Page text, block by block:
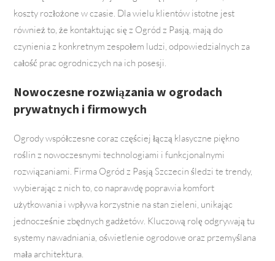
koszty rozłożone w czasie. Dla wielu klientów istotne jest
również to, że kontaktując się z Ogród z Pasją, mają do
czynienia z konkretnym zespołem ludzi, odpowiedzialnych za
całość prac ogrodniczych na ich posesji.
Nowoczesne rozwiązania w ogrodach
prywatnych i firmowych
Ogrody współczesne coraz częściej łączą klasyczne piękno
roślin z nowoczesnymi technologiami i funkcjonalnymi
rozwiązaniami. Firma Ogród z Pasją Szczecin śledzi te trendy,
wybierając z nich to, co naprawdę poprawia komfort
użytkowania i wpływa korzystnie na stan zieleni, unikając
jednocześnie zbędnych gadżetów. Kluczową rolę odgrywają tu
systemy nawadniania, oświetlenie ogrodowe oraz przemyślana
mała architektura.